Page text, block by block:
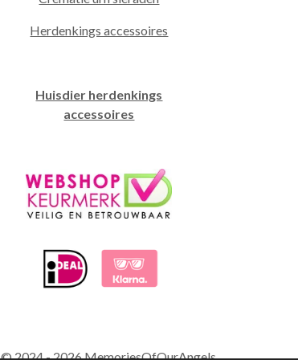
Herdenkings accessoires
Huisdier herdenkings
accessoires
© 2024 - 2026 MemoriesOfOurAngels